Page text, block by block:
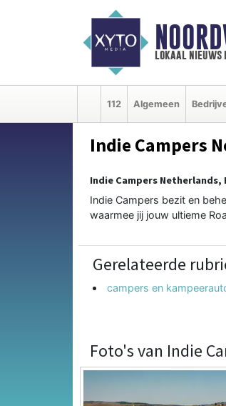
lokaal nieuws
112 Algemeen
Indie Campers
Indie Campers Netherlands,
Indie Campers bezit en
waarmee jij jouw ultieme
Gerelateerde
campers en
Foto's van Indie